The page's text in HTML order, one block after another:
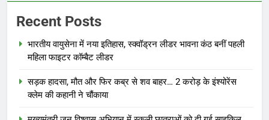
Recent Posts
भारतीय वायुसेना में नया इतिहास, स्क्वॉड्रन लीडर भावना कंठ बनीं पहली
महिला फाइटर कॉम्बैट लीडर
सड़क हादसा, मौत और फिर कब्र से शव बाहर… 2 करोड़ के इंश्योरेंस
क्लेम की कहानी ने चौंकाया